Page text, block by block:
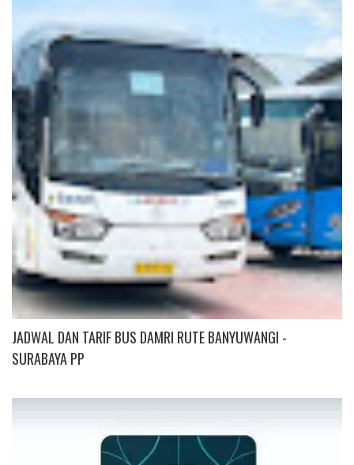
JADWAL DAN TARIF BUS DAMRI RUTE BANYUWANGI -
SURABAYA PP